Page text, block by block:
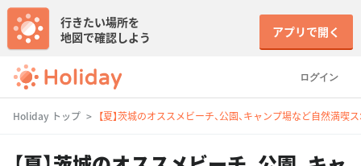
ログイン
行きたい場所を
地図で確認しよう
アプリで開く
Holiday トップ 【夏】茨城のオススメビーチ、公園、キャンプ場など自然満喫